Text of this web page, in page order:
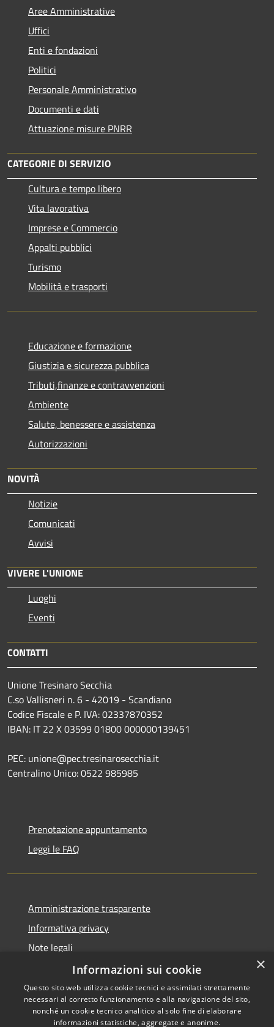
Aree Amministrative
Uffici
Enti e fondazioni
Politici
Personale Amministrativo
Documenti e dati
Attuazione misure PNRR
CATEGORIE DI SERVIZIO
Cultura e tempo libero
Vita lavorativa
Imprese e Commercio
Appalti pubblici
Turismo
Mobilità e trasporti
Educazione e formazione
Giustizia e sicurezza pubblica
Tributi,finanze e contravvenzioni
Ambiente
Salute, benessere e assistenza
Autorizzazioni
NOVITÀ
Notizie
Comunicati
Avvisi
VIVERE L'UNIONE
Luoghi
Eventi
CONTATTI
Unione Tresinaro Secchia
C.so Vallisneri n. 6 - 42019 - Scandiano
Codice Fiscale e P. IVA: 02337870352
IBAN: IT 22 X 03599 01800 000000139451
PEC: unione@pec.tresinarosecchia.it
Centralino Unico: 0522 985985
Prenotazione appuntamento
Leggi le FAQ
Amministrazione trasparente
Informativa privacy
Note legali
Dichiarazione di accessibilità
×
Informazioni sui cookie
Questo sito web utilizza cookie tecnici e assimilati strettamente
necessari al corretto funzionamento e alla navigazione del sito,
nonché un cookie tecnico analitico al solo fine di elaborare
informazioni statistiche, aggregate e anonime.